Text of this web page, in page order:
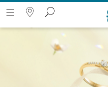
ძიება ვებ გვერდზე